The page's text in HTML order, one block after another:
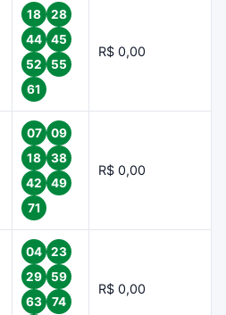
18
28
44
45
52
55
61
R$ 0,00
07
09
18
38
42
49
71
R$ 0,00
04
23
29
59
63
74
R$ 0,00